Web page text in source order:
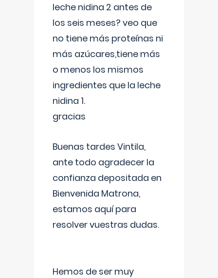
leche nidina 2 antes de
los seis meses? veo que
no tiene más proteínas ni
más azúcares,tiene más
o menos los mismos
ingredientes que la leche
nidina 1.
gracias
Buenas tardes Vintila,
ante todo agradecer la
confianza depositada en
Bienvenida Matrona,
estamos aquí para
resolver vuestras dudas.
Hemos de ser muy